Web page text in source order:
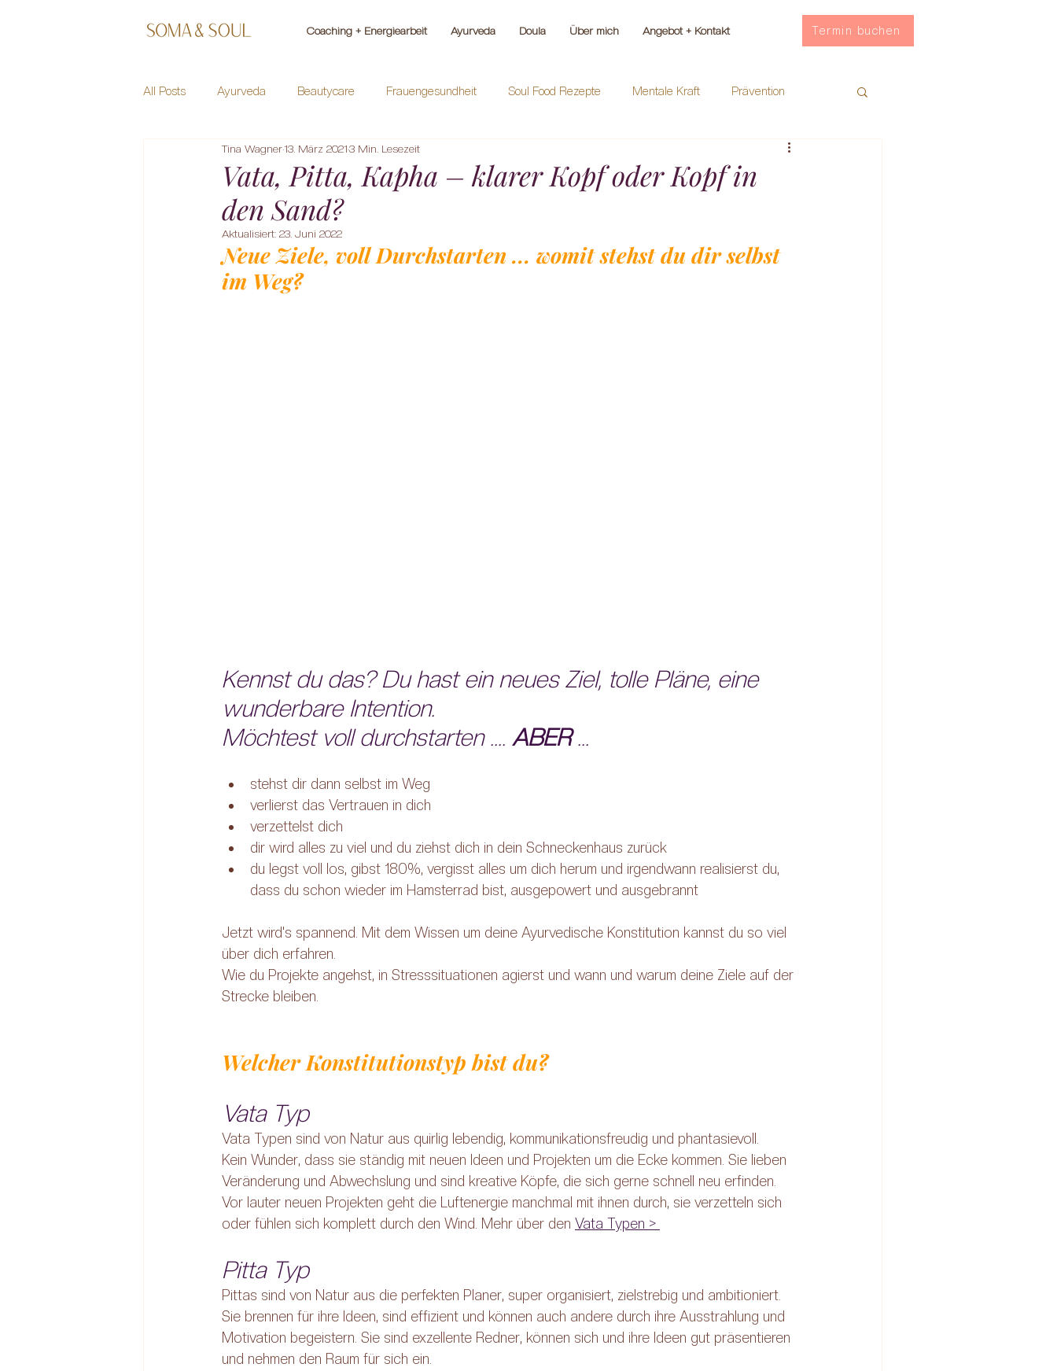
Coaching + Energiearbeit Ayurveda Doula Über mich Angebot + Kontakt Termin buchen
All Posts Ayurveda Beautycare Frauengesundheit Soul Food Rezepte Mentale Kraft Prävention
Healing Herbs Meditation
Vata, Pitta, Kapha – klarer Kopf oder Kopf in
den Sand?
Tina Wagner13. März 20213 Min. Lesezeit
Aktualisiert: 23. Juni 2022
Neue Ziele, voll Durchstarten ... womit stehst du dir selbst
im Weg?
Kennst du das? Du hast ein neues Ziel, tolle Pläne, eine
wunderbare Intention.
Möchtest voll durchstarten .... ABER ...
stehst dir dann selbst im Weg
verlierst das Vertrauen in dich
verzettelst dich
dir wird alles zu viel und du ziehst dich in dein Schneckenhaus zurück
du legst voll los, gibst 180%, vergisst alles um dich herum und irgendwann realisierst du,
dass du schon wieder im Hamsterrad bist, ausgepowert und ausgebrannt
Jetzt wird's spannend. Mit dem Wissen um deine Ayurvedische Konstitution kannst du so viel
über dich erfahren.
Wie du Projekte angehst, in Stresssituationen agierst und wann und warum deine Ziele auf der
Strecke bleiben.
Welcher Konstitutionstyp bist du?
Vata Typ
Vata Typen sind von Natur aus quirlig lebendig, kommunikationsfreudig und phantasievoll.
Kein Wunder, dass sie ständig mit neuen Ideen und Projekten um die Ecke kommen. Sie lieben
Veränderung und Abwechslung und sind kreative Köpfe, die sich gerne schnell neu erfinden.
Vor lauter neuen Projekten geht die Luftenergie manchmal mit ihnen durch, sie verzetteln sich
oder fühlen sich komplett durch den Wind. Mehr über den Vata Typen >
Pitta Typ
Pittas sind von Natur aus die perfekten Planer, super organisiert, zielstrebig und ambitioniert.
Sie brennen für ihre Ideen, sind effizient und können auch andere durch ihre Ausstrahlung und
Motivation begeistern. Sie sind exzellente Redner, können sich und ihre Ideen gut präsentieren
und nehmen den Raum für sich ein.